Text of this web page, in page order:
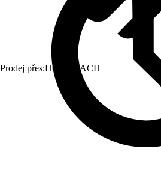
Prodej přes:HORNBACH